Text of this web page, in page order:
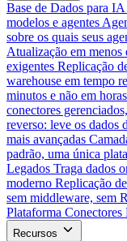
Base de Dados para IA
modelos e agentes
sobre os quais seus
Atualização em menos
exigentes Replicação
warehouse em tempo
minutos e não em horas
conectores
reverso: leve os dados
mais avançadas
padrão, uma única
Legados Traga dados
moderno Replicação
sem middleware, sem
Plataforma Conectores
Recursos